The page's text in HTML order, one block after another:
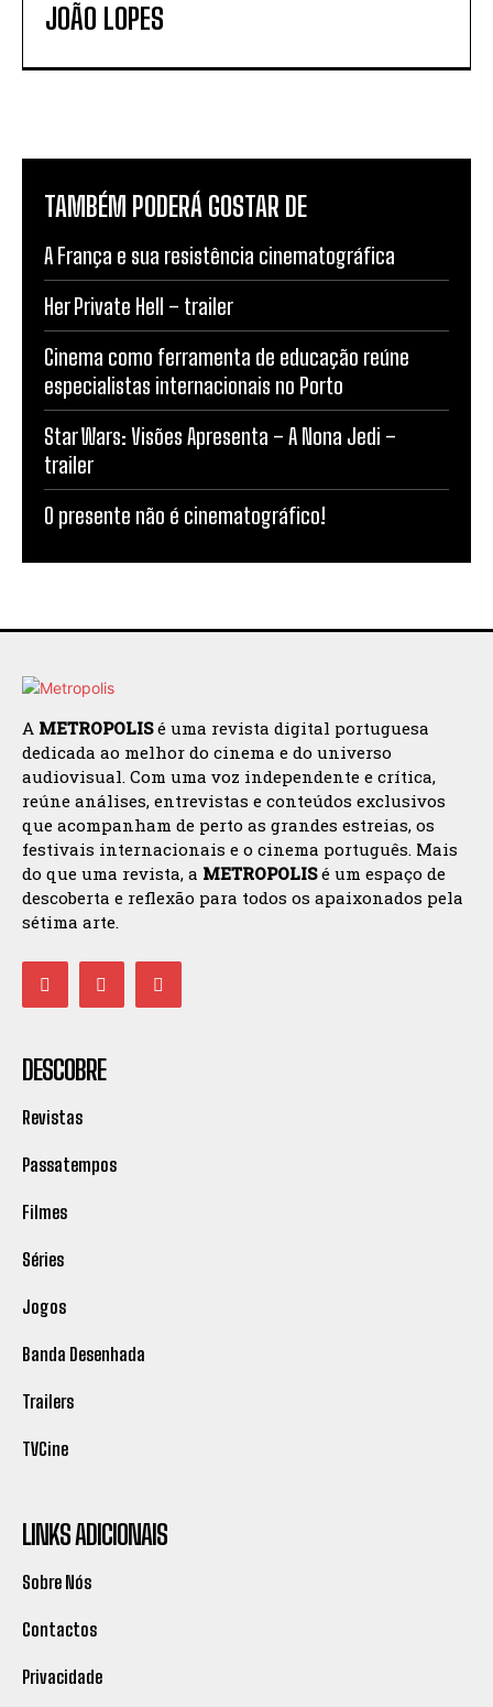
JOÃO LOPES
TAMBÉM PODERÁ GOSTAR DE
A França e sua resistência cinematográfica
Her Private Hell – trailer
Cinema como ferramenta de educação reúne
especialistas internacionais no Porto
Star Wars: Visões Apresenta – A Nona Jedi –
trailer
O presente não é cinematográfico!
A METROPOLISé uma revista digital portuguesa
dedicada ao melhor do cinema e do universo
audiovisual. Com uma voz independente e crítica,
reúne análises, entrevistas e conteúdos exclusivos
que acompanham de perto as grandes estreias, os
festivais internacionais e o cinema português. Mais
do que uma revista, a METROPOLISé um espaço de
descoberta e reflexão para todos os apaixonados pela
sétima arte.
DESCOBRE
Revistas
Passatempos
Filmes
Séries
Jogos
Banda Desenhada
Trailers
TVCine
LINKS ADICIONAIS
Sobre Nós
Contactos
Privacidade